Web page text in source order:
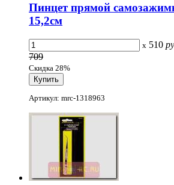
Пинцет прямой
15,2см
x 510
709
Скидка 28%
Артикул: mrc-1318963